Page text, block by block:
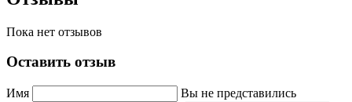
Пока нет отзывов
Оставить отзыв
Имя
Вы не представились